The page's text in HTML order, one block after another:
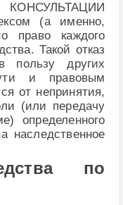
(а именно,
право каждого
Такой отказ
пользу других
и правовым
от непринятия,
(или передачу
определенного
наследственное
по